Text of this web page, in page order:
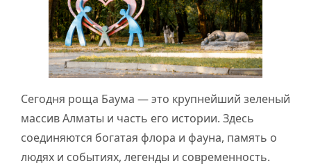
Сегодня роща Баума — это крупнейший зеленый
массив Алматы и часть его истории. Здесь
соединяются богатая флора и фауна, память о
людях и событиях, легенды и современность.